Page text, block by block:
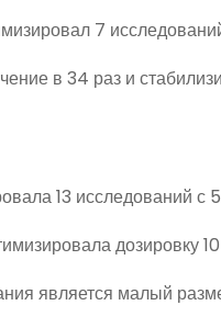
7
в 34 раз и
13 исследований с
дозировку 10
является малый